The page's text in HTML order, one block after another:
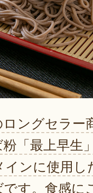
ングセラー
「最上早生
インに使用し
す。食感に